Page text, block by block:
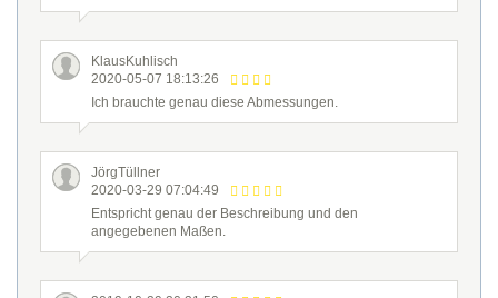
KlausKuhlisch
2020-05-07 18:13:26
Ich brauchte genau diese Abmessungen.
JörgTüllner
2020-03-29 07:04:49
Entspricht genau der Beschreibung und den
angegebenen Maßen.